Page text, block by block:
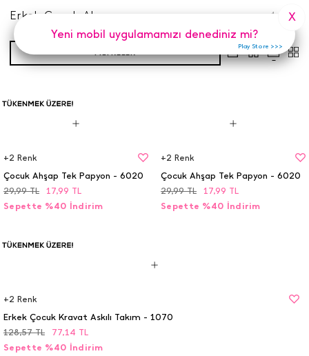
Erkek Çocuk Aksesuar 4 Adet
FILTRELER
Sepette %40 İndirim
17,99 TL
29,99 TL
+2 Renk
Çocuk Ahşap Tek Papyon - 6020
Sepette %40 İndirim
17,99 TL
29,99 TL
+2 Renk
Çocuk Ahşap Tek Papyon - 6020
Sepette %40 İndirim
77,14 TL
128,57 TL
+2 Renk
Erkek Çocuk Kravat Askılı Takım - 1070
Yeni mobil uygulamamızı denediniz mi?
X
Play Store >>>